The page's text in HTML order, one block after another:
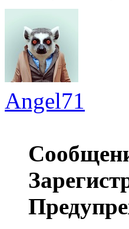
Angel71